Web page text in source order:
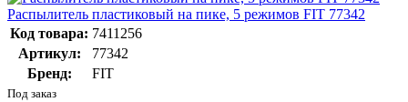
Распылитель пластиковый на пике, 5 режимов FIT 77342
Код товара: 7411256
Артикул:
77342
Бренд:
FIT
Под заказ